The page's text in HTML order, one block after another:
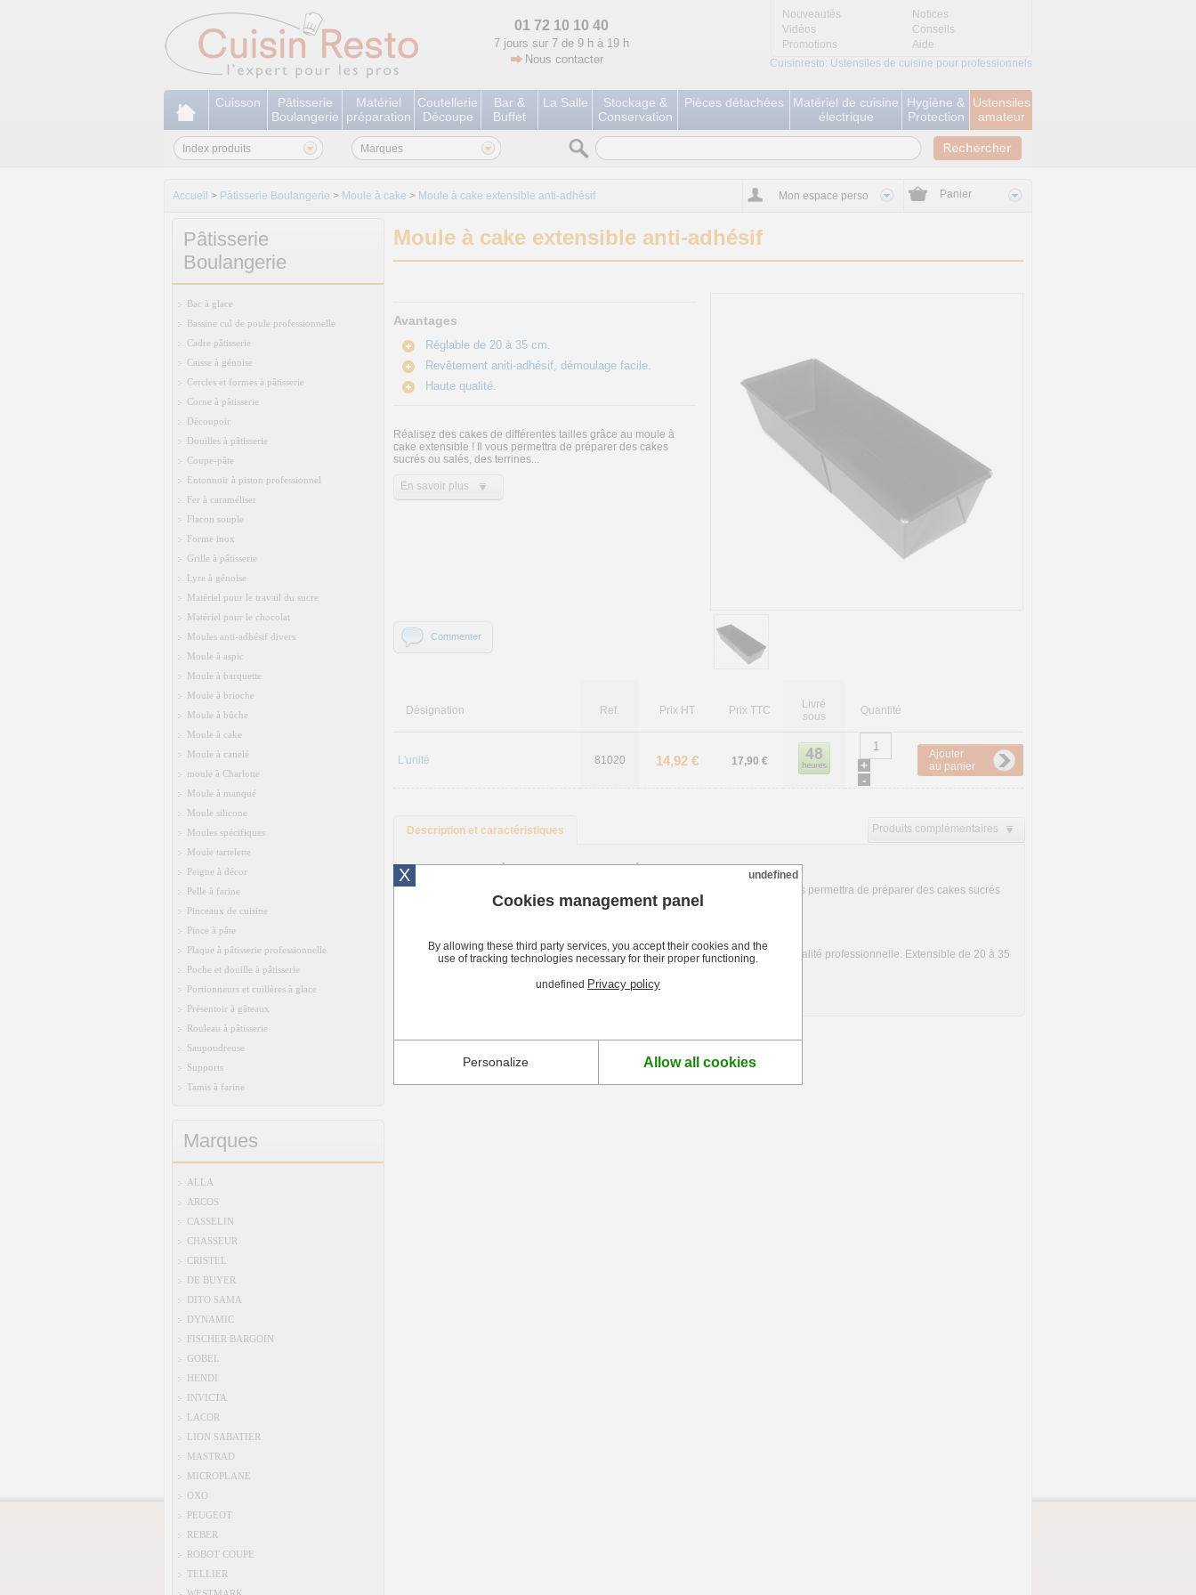
01 72 10 10 40
7 jours sur 7 de 9 h à 19 h
Nous contacter
Nouveautés
Notices
Vidéos
Conseils
Promotions
Aide
Cuisinresto: Ustensiles de cuisine pour professionnels
Cuisson
Pâtisserie
Boulangerie
Matériel
préparation
Coutellerie
Découpe
Bar &
Buffet
La Salle
Stockage &
Conservation
Pièces détachées
Matériel de cuisine
électrique
Hygiène &
Protection
Ustensiles
amateur
Marques
Index produits
Accueil > Pâtisserie Boulangerie > Moule à cake > Moule à cake extensible anti-adhésif Mon espace perso Panier
Pâtisserie
Boulangerie
Bac à glace
Bassine cul de poule professionnelle
Cadre pâtisserie
Caisse à génoise
Cercles et formes à pâtisserie
Corne à pâtisserie
Découpoir
Douilles à pâtisserie
Coupe-pâte
Entonnoir à piston professionnel
Fer à caraméliser
Flacon souple
Forme inox
Grille à pâtisserie
Lyre à génoise
Matériel pour le travail du sucre
Matériel pour le chocolat
Moules anti-adhésif divers
Moule à aspic
Moule à barquette
Moule à brioche
Moule à bûche
Moule à cake
Moule à canelé
moule à Charlotte
Moule à manqué
Moule silicone
Moules spécifiques
Moule tartelette
Peigne à décor
Pelle à farine
Pinceaux de cuisine
Pince à pâte
Plaque à pâtisserie professionnelle
Poche et douille à pâtisserie
Portionneurs et cuillères à glace
Présentoir à gâteaux
Rouleau à pâtisserie
Saupoudreuse
Supports
Tamis à farine
Marques
ALLA
ARCOS
CASSELIN
CHASSEUR
CRISTEL
DE BUYER
DITO SAMA
DYNAMIC
FISCHER BARGOIN
GOBEL
HENDI
INVICTA
LACOR
LION SABATIER
MASTRAD
MICROPLANE
OXO
PEUGEOT
REBER
ROBOT COUPE
TELLIER
Moule à cake extensible anti-adhésif
Avantages
Réglable de 20 à 35 cm.
Revêtement aniti-adhésif, démoulage facile.
Haute qualité.
Réalisez des cakes de différentes tailles grâce au moule à
cake extensible ! Il vous permettra de préparer des cakes
sucrés ou salés, des terrines...
En savoir plus
Commenter
Désignation Ref. Prix HT Prix TTC
Livré
sous
Quantité
L'unité 81020 14,92 € 17,90 €
+
-
Ajouter
au panier
Description et caractéristiques Produits complémentaires
Description Moule à cake extensible anti-adhésif
Réalisez des cakes de différentes tailles grâce au moule à cake extensible ! Il vous permettra de préparer des cakes sucrés
ou salés, des terrines ... allant de 20 à 35 cm.
Acier épais 1 mm. Revêtement antiadhésif multi-couches. Va au lave vaisselle. Qualité professionnelle. Extensible de 20 à 35
cm. Largeur : 10.5. Hauteur : 7 cm.
X undefined
Cookies management panel
By allowing these third party services, you accept their cookies and the
use of tracking technologies necessary for their proper functioning.
undefined Privacy policy
Personalize Allow all cookies